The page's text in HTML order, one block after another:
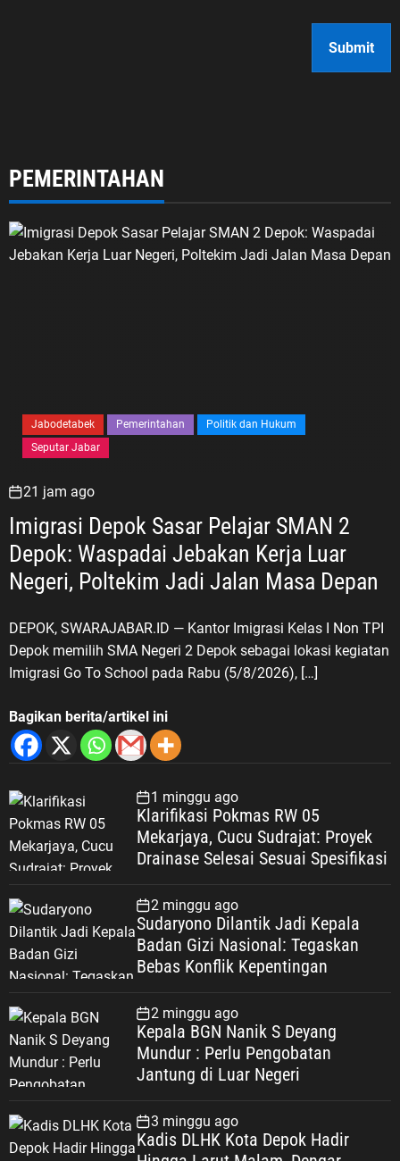
PEMERINTAHAN
Jabodetabek Pemerintahan
Politik dan Hukum
Seputar Jabar
21 jam ago
Imigrasi Depok Sasar Pelajar SMAN 2
Depok: Waspadai Jebakan Kerja Luar
DEPOK, SWARAJABAR.ID — Kantor Imigrasi Kelas I Non TPI
Depok memilih SMA Negeri 2 Depok sebagai lokasi kegiatan
Imigrasi Go To School pada Rabu (5/8/2026), […]
Bagikan berita/artikel ini
1 minggu ago
Klarifikasi Pokmas RW 05
Mekarjaya, Cucu Sudrajat: Proyek
Drainase Selesai Sesuai Spesifikasi
2 minggu ago
Sudaryono Dilantik Jadi Kepala
Badan Gizi Nasional: Tegaskan
Bebas Konflik Kepentingan
2 minggu ago
Kepala BGN Nanik S Deyang
Mundur : Perlu Pengobatan
Jantung di Luar Negeri
3 minggu ago
Kadis DLHK Kota Depok Hadir